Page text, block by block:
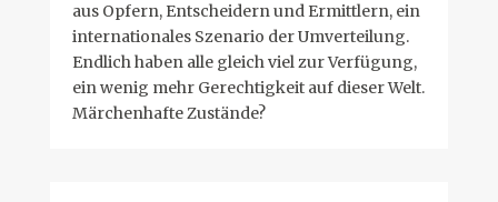
aus Opfern, Entscheidern und Ermittlern, ein
internationales Szenario der Umverteilung.
Endlich haben alle gleich viel zur Verfügung,
ein wenig mehr Gerechtigkeit auf dieser Welt.
Märchenhafte Zustände?